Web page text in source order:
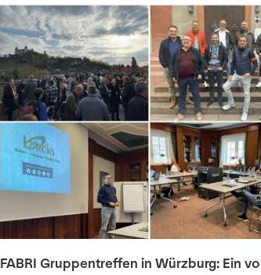
FABRI Gruppentreffen in Würzburg: Ein